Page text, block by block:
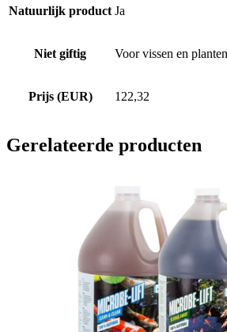
Natuurlijk product Ja
Niet giftig Voor vissen en planten
Prijs (EUR) 122,32
Gerelateerde producten